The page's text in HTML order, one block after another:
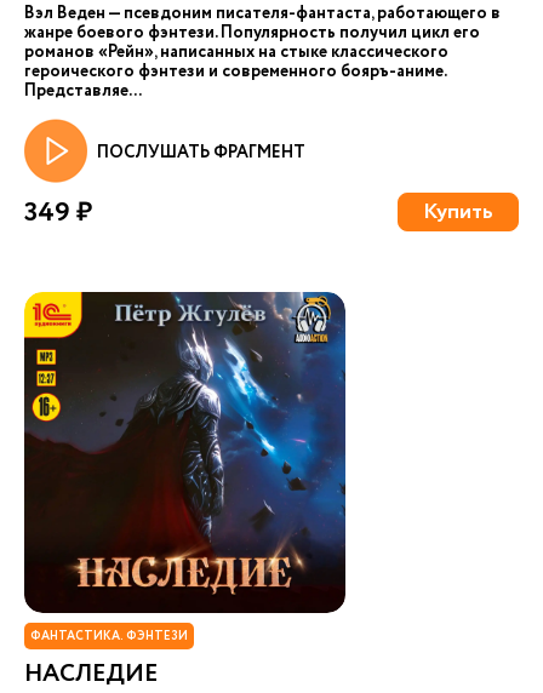
Вэл Веден — псевдоним писателя-фантаста, работающего в
жанре боевого фэнтези. Популярность получил цикл его
романов «Рейн», написанных на стыке классического
героического фэнтези и современного бояръ-аниме.
Представляе...
ПОСЛУШАТЬ ФРАГМЕНТ
349 ₽ Купить
ФАНТАСТИКА. ФЭНТЕЗИ
НАСЛЕДИЕ